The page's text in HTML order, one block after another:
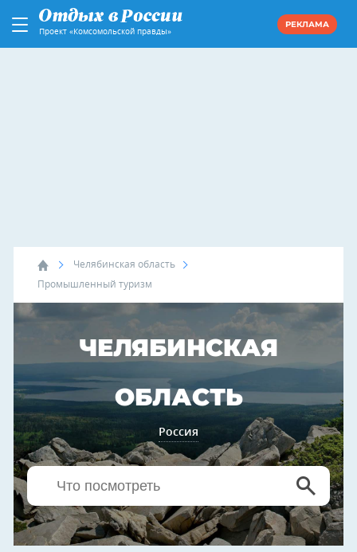
Проект «Комсомольской правды»
РЕКЛАМА
Челябинская область
Промышленный туризм
ЧЕЛЯБИНСКАЯ
ОБЛАСТЬ
Россия